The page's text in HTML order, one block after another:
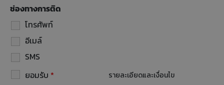
ช่องทางการติด
โทรศัพท์
อีเมล์
SMS
ยอมรับ * รายละเอียดและเงื่อนไข